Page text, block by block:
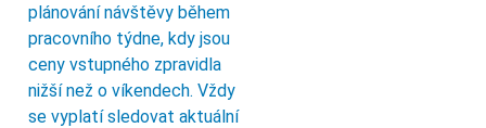
plánování návštěvy během
pracovního týdne, kdy jsou
ceny vstupného zpravidla
nižší než o víkendech. Vždy
se vyplatí sledovat aktuální